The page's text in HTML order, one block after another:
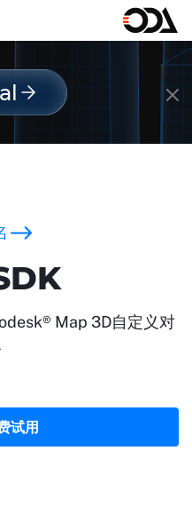
Map 3D自定义对
试用